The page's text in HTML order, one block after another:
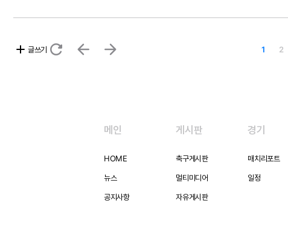
add 글쓰기 refresh arrow_back arrow_forward 1 2
메인
HOME
뉴스
공지사항
게시판
축구게시판
멀티미디어
자유게시판
경기
매치리포트
일정